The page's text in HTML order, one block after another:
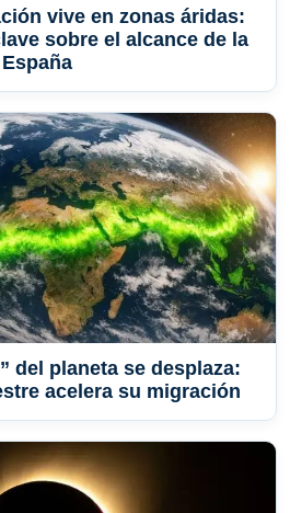
vive en zonas áridas:
sobre el alcance de la
del planeta se desplaza:
acelera su migración